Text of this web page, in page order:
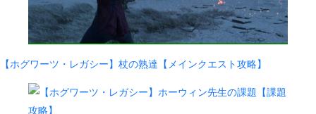
【ホグワーツ・レガシー】杖の熟達【メインクエスト攻略】